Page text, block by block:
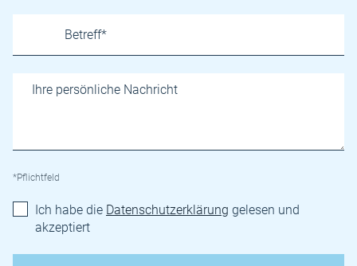
*Pflichtfeld
Ich habe die Datenschutzerklärung gelesen und
akzeptiert